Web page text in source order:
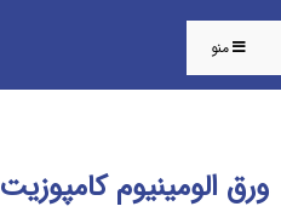
منو
ورق الومینیوم کامپوزیت